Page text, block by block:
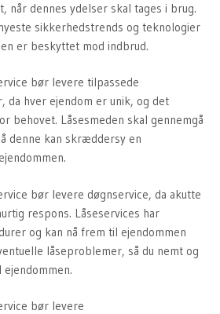
når dennes ydelser skal tages i brug.
sikkerhedstrends og teknologier
er beskyttet mod indbrud.
bør levere tilpassede
da hver ejendom er unik, og det
behovet. Låsesmeden skal gennemgå
denne kan skræddersy en
bør levere døgnservice, da akutte
respons. Låseservices har
og kan nå frem til ejendommen
låseproblemer, så du nemt og
bør levere